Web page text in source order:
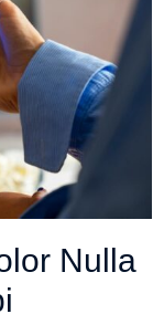
Nulla